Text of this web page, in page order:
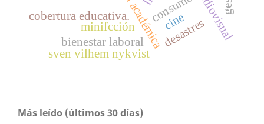
cine
cobertura educativa.
bienestar laboral
minifcción
consumo
desastres
sven vilhem nykvist
Más leído (últimos 30 días)